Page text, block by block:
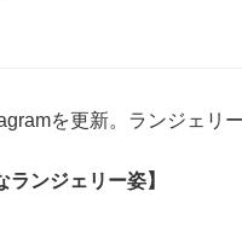
を更新。ランジェリ
ンジェリー姿】